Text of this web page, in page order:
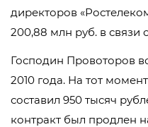
директоров
200,88 млн руб. в связи
Господин Провоторов
2010 года. На тот
составил 950 тысяч
контракт был продлен